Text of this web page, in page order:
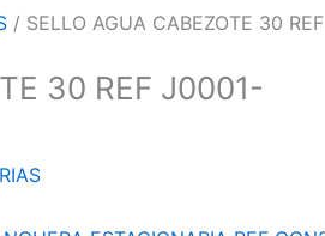
/ SELLO AGUA CABEZOTE 30 REF
30 REF J0001-